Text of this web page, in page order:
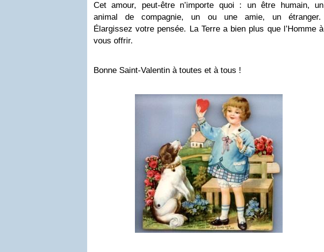
Cet amour, peut-être n’importe quoi : un être humain, un
animal de compagnie, un ou une amie, un étranger.
Élargissez votre pensée. La Terre a bien plus que l’Homme à
vous offrir.
Bonne Saint-Valentin à toutes et à tous !